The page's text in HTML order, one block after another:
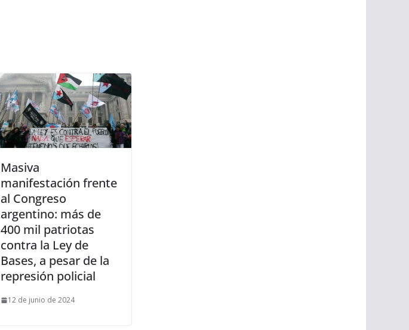
Masiva
manifestación frente
al Congreso
argentino: más de
400 mil patriotas
contra la Ley de
Bases, a pesar de la
represión policial
12 de junio de 2024